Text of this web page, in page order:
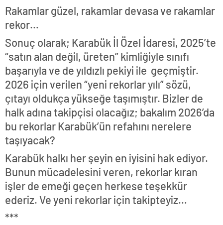
Rakamlar güzel, rakamlar devasa ve rakamlar
rekor…
Sonuç olarak; Karabük İl Özel İdaresi, 2025’te
“satın alan değil, üreten” kimliğiyle sınıfı
başarıyla ve de yıldızlı pekiyi ile geçmiştir.
2026 için verilen “yeni rekorlar yılı” sözü,
çıtayı oldukça yükseğe taşımıştır. Bizler de
halk adına takipçisi olacağız; bakalım 2026’da
bu rekorlar Karabük’ün refahını nerelere
taşıyacak?
Karabük halkı her şeyin en iyisini hak ediyor.
Bunun mücadelesini veren, rekorlar kıran
işler de emeği geçen herkese teşekkür
ederiz. Ve yeni rekorlar için takipteyiz…
***